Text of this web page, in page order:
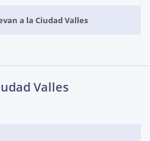
a la Ciudad Valles
Valles